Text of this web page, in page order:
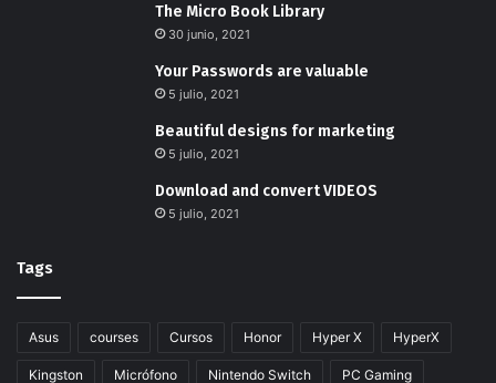
The Micro Book Library
30 junio, 2021
Your Passwords are valuable
5 julio, 2021
Beautiful designs for marketing
5 julio, 2021
Download and convert VIDEOS
5 julio, 2021
Tags
Asus courses Cursos Honor Hyper X HyperX
Kingston Micrófono Nintendo Switch PC Gaming